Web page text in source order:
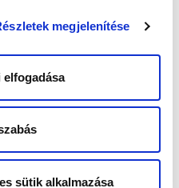
megjelenítése
elfogadása
sütik alkalmazása